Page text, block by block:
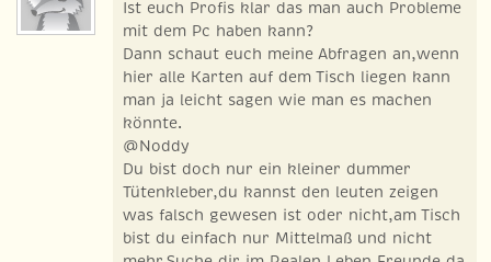
Ist euch Profis klar das man auch Probleme
mit dem Pc haben kann?
Dann schaut euch meine Abfragen an,wenn
hier alle Karten auf dem Tisch liegen kann
man ja leicht sagen wie man es machen
könnte.
@Noddy
Du bist doch nur ein kleiner dummer
Tütenkleber,du kannst den leuten zeigen
was falsch gewesen ist oder nicht,am Tisch
bist du einfach nur Mittelmaß und nicht